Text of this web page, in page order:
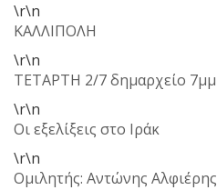
\r\n
ΚΑΛΛΙΠΟΛΗ
\r\n
ΤΕΤΑΡΤΗ 2/7 δημαρχείο 7μμ
\r\n
Οι εξελίξεις στο Ιράκ
\r\n
Ομιλητής: Αντώνης Αλφιέρης